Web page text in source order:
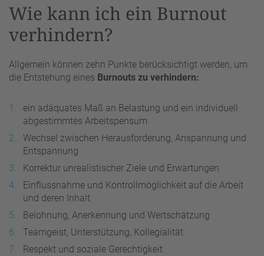
Wie kann ich ein Burnout
verhindern?
Allgemein können zehn Punkte berücksichtigt werden, um
die Entstehung eines Burnouts zu verhindern:
ein adäquates Maß an Belastung und ein individuell
abgestimmtes Arbeitspensum
Wechsel zwischen Herausforderung, Anspannung und
Entspannung
Korrektur unrealistischer Ziele und Erwartungen
Einflussnahme und Kontrollmöglichkeit auf die Arbeit
und deren Inhalt
Belohnung, Anerkennung und Wertschätzung
Teamgeist, Unterstützung, Kollegialität
Respekt und soziale Gerechtigkeit